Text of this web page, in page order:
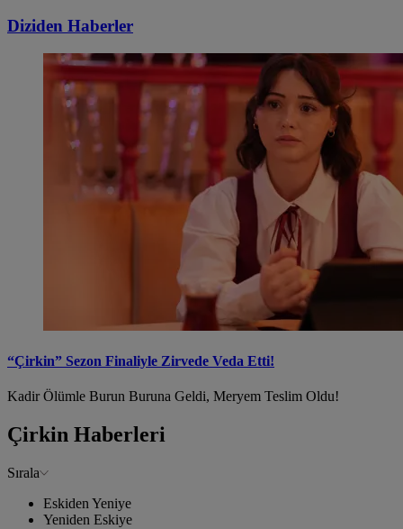
Diziden Haberler
“Çirkin” Sezon Finaliyle Zirvede Veda Etti!
Kadir Ölümle Burun Buruna Geldi, Meryem Teslim Oldu!
Çirkin Haberleri
Sırala
Eskiden Yeniye
Yeniden Eskiye